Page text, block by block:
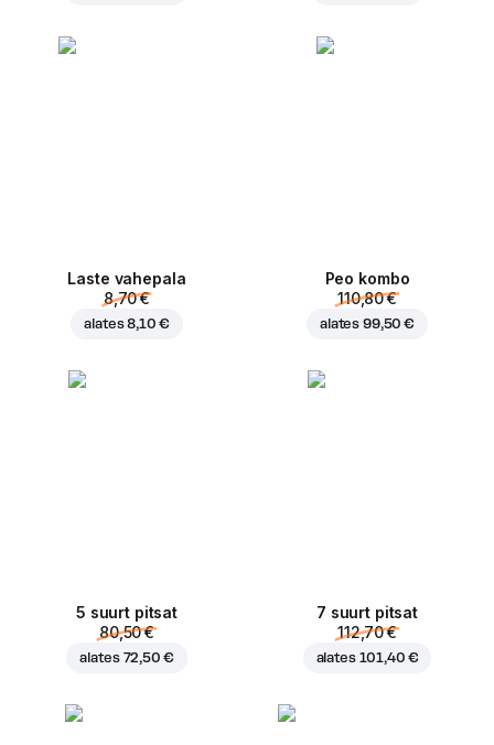
Laste vahepala
8,70 €
alates8,10 €
Peo kombo
110,80 €
alates 99,50 €
5 suurt pitsat
80,50 €
alates 72,50 €
7 suurt pitsat
112,70 €
alates 101,40 €